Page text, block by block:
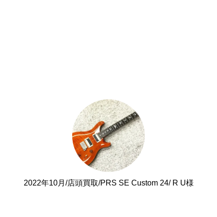
2022年10月/店頭買取/PRS SE Custom 24/ R U様